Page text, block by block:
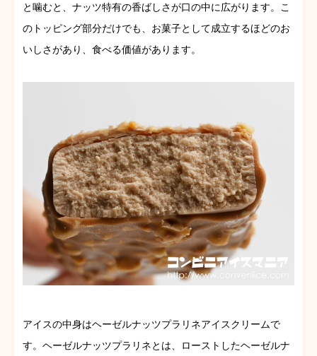
と噛むと、ナッツ特有の香ばしさが口の中に広がります。こ
のトッピング部分だけでも、お菓子として成立するほどのお
いしさがあり、食べる価値があります。
アイスの中身はヘーゼルナッツプラリネアイスクリームで
す。ヘーゼルナッツプラリネとは、ローストしたヘーゼルナ